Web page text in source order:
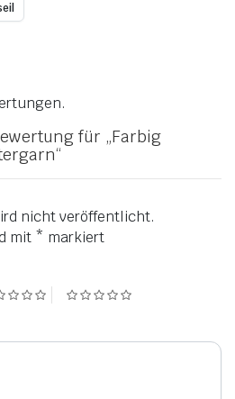
für „Farbig
nicht veröffentlicht.
mit * markiert